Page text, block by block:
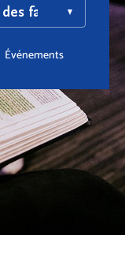
Événements